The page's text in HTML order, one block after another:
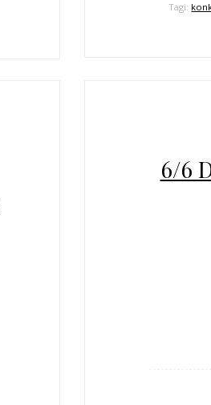
Tagi:
6/6